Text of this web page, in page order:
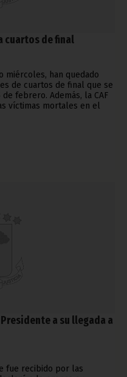
cuartos de final
miércoles, han quedado
de cuartos de final que se
febrero. Además, la CAF
víctimas mortales en el
a su llegada a
fue recibido por las